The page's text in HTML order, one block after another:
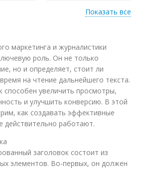
Зубов с хроническими
заболеваниями
Показать все
маркетинга и журналистики
роль. Он не только
но и определяет, стоит ли
на чтение дальнейшего текста.
способен увеличить просмотры,
и улучшить конверсию. В этой
как создавать эффективные
действительно работают.
заголовок состоит из
элементов. Во-первых, он должен